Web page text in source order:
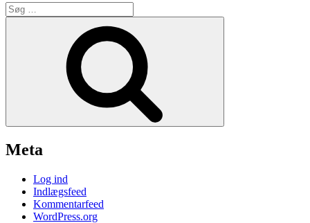
Søg
efter:
Meta
Log ind
Indlægsfeed
Kommentarfeed
WordPress.org